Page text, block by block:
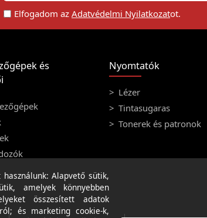
Elfogadom az Adatvédelmi Nyilatkozatot.
és
Nyomtatók
Lézer
Tintasugaras
Tonerek és patronok
Alapvető sütik,
amelyek könnyebben
összesített adatok
és marketing cookie-k,